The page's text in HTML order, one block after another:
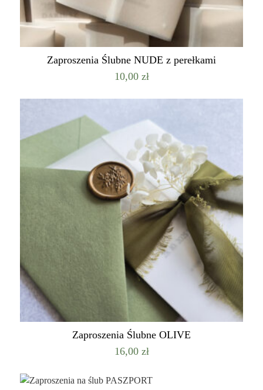
Zaproszenia Ślubne NUDE z perełkami
10,00 zł
Zaproszenia Ślubne OLIVE
16,00 zł